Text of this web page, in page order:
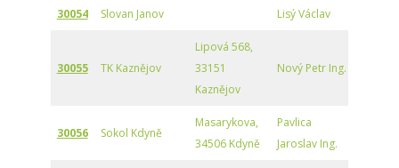
30054 Slovan Janov Lisý Václav
30055 TK Kaznějov
Lipová 568,
33151
Kaznějov
Nový Petr Ing.
30056 Sokol Kdyně
Masarykova,
34506 Kdyně
Pavlica
Jaroslav Ing.